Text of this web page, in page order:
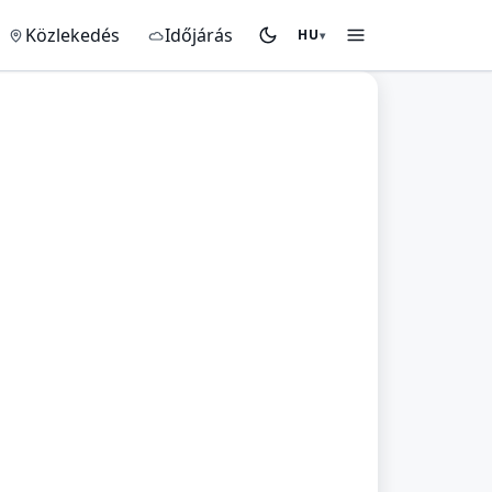
Közlekedés Időjárás HU▾